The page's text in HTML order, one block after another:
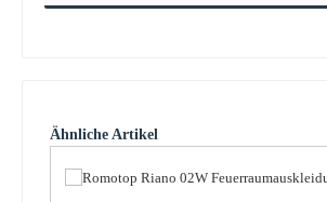
Produktgalerie überspringen
Ähnliche Artikel